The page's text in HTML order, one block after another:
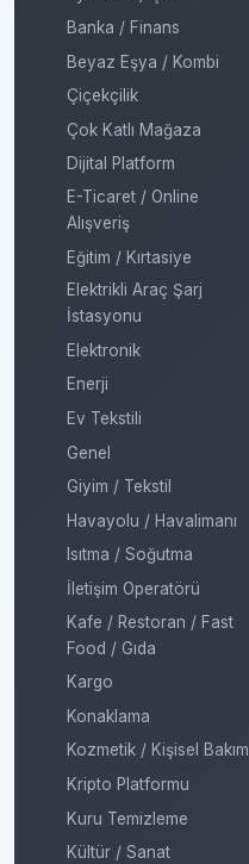
Banka / Finans
Beyaz Eşya / Kombi
Çiçekçilik
Çok Katlı Mağaza
Dijital Platform
E-Ticaret / Online
Alışveriş
Eğitim / Kırtasiye
Elektrikli Araç Şarj
İstasyonu
Elektronik
Enerji
Ev Tekstili
Genel
Giyim / Tekstil
Havayolu / Havalimanı
Isıtma / Soğutma
İletişim Operatörü
Kafe / Restoran / Fast
Food / Gıda
Kargo
Konaklama
Kozmetik / Kişisel Bakım
Kripto Platformu
Kuru Temizleme
Kültür / Sanat